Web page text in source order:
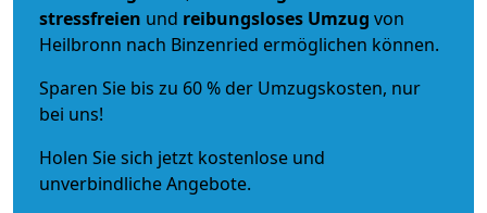
stressfreien und reibungsloses Umzug von
Heilbronn nach Binzenried ermöglichen können.
Sparen Sie bis zu 60 % der Umzugskosten, nur
bei uns!
Holen Sie sich jetzt kostenlose und
unverbindliche Angebote.